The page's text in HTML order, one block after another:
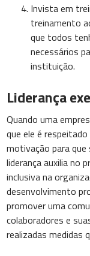
Invista em
treinamento
que todos
necessários
instituição.
Liderança
Quando uma
que ele é
motivação para que
liderança auxilia no
inclusiva na
desenvolvimento
promover uma
colaboradores e
realizadas medidas